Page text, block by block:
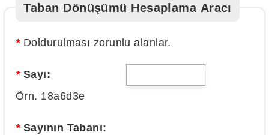
Taban Dönüşümü Hesaplama Aracı
*Doldurulması zorunlu alanlar.
*Sayı:
Örn. 18a6d3e
*Sayının Tabanı: